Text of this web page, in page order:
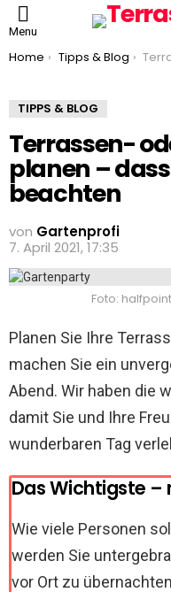
Menu
You are here:
Home Tipps & Blog Terrassen- oder
TIPPS & BLOG
Terrassen-
planen –
beachten
von Gartenprofi
7. April 2021, 17:35
Foto:
Planen Sie Ihre
machen Sie ein
Abend. Wir haben die
damit Sie und Ihre
wunderbaren Tag
Das Wichtigste –
Wie viele Personen
werden Sie
vor Ort zu